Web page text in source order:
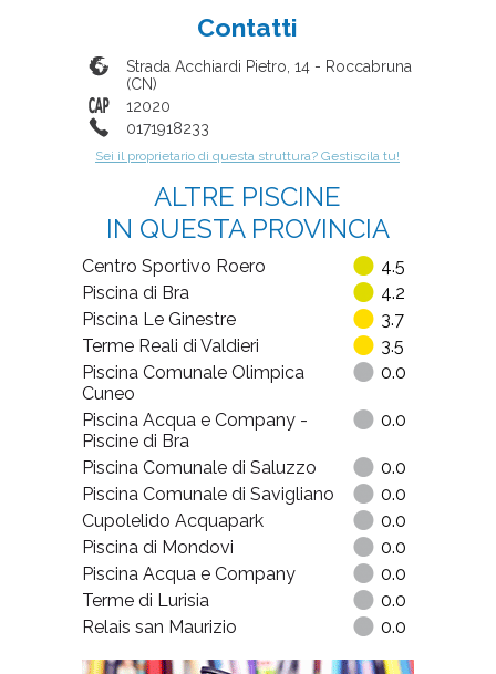
Contatti
Strada Acchiardi Pietro, 14- Roccabruna
(CN)
12020
0171918233
Sei il proprietario di questa struttura? Gestiscila tu!
ALTRE PISCINE
IN QUESTA PROVINCIA
Centro Sportivo Roero
4.5
Piscina di Bra
4.2
Piscina Le Ginestre
3.7
Terme Reali di Valdieri
3.5
Piscina Comunale Olimpica
Cuneo
0.0
Piscina Acqua e Company -
Piscine di Bra
0.0
Piscina Comunale di Saluzzo
0.0
Piscina Comunale di Savigliano
0.0
Cupolelido Acquapark
0.0
Piscina di Mondovi
0.0
Piscina Acqua e Company
0.0
Terme di Lurisia
0.0
Relais san Maurizio
0.0